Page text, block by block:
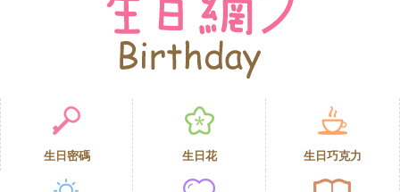
生日密碼 生日花 生日巧克力